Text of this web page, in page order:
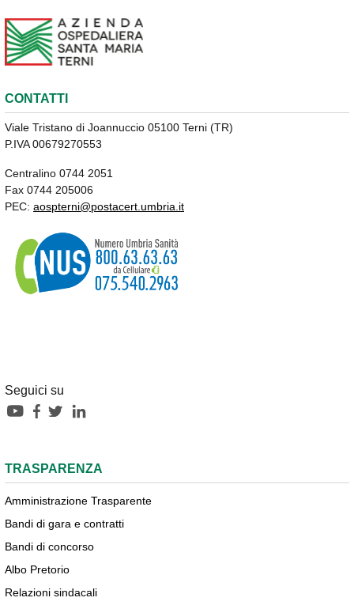
CONTATTI
Viale Tristano di Joannuccio 05100 Terni (TR)
P.IVA 00679270553
Centralino 0744 2051
Fax 0744 205006
PEC: aospterni@postacert.umbria.it
Seguici su
TRASPARENZA
Amministrazione Trasparente
Bandi di gara e contratti
Bandi di concorso
Albo Pretorio
Relazioni sindacali